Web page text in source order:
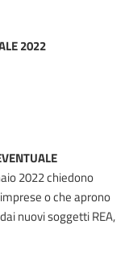
2022
2022 chiedono
o che aprono
nuovi soggetti REA,